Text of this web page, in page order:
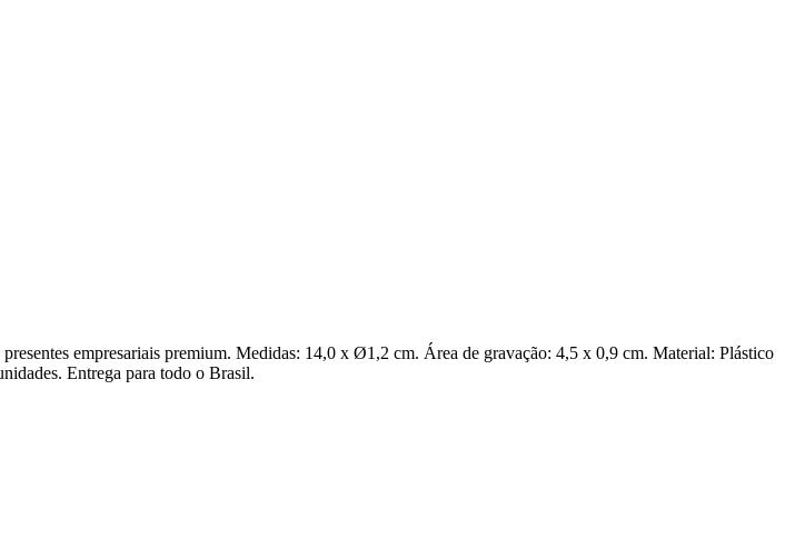
empresariais premium. Medidas: 14,0 x Ø1,2 cm. Área de gravação: 4,5 x 0,9 cm. Material: Plástico
Entrega para todo o Brasil.